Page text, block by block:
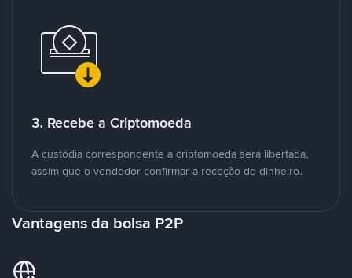
3. Recebe a Criptomoeda
A custódia correspondente à criptomoeda será libertada,
assim que o vendedor confirmar a receção do dinheiro.
Vantagens da bolsa P2P